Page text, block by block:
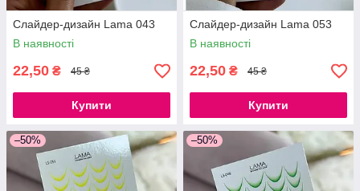
Слайдер-дизайн Lama 043
В наявності
22,50 ₴ 45 ₴
Купити
Слайдер-дизайн Lama 053
В наявності
22,50 ₴ 45 ₴
Купити
–50% –50%